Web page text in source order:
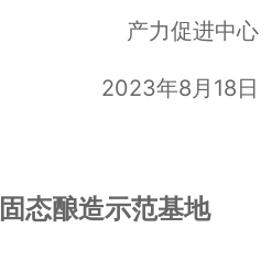
产力促进中心
2023年8 月 18日
固态酿造示范基地